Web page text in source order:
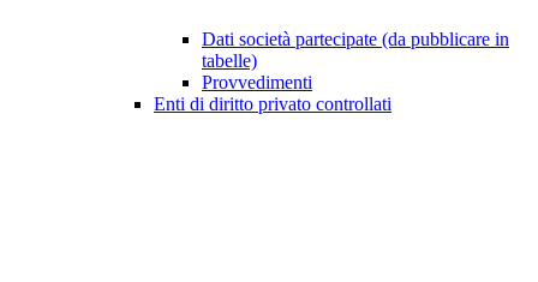
Dati società partecipate (da pubblicare in
tabelle)
Provvedimenti
Enti di diritto privato controllati